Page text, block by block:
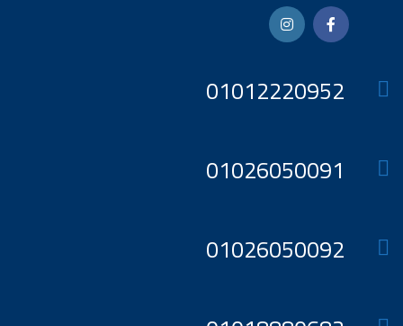
01012220952
01026050091
01026050092